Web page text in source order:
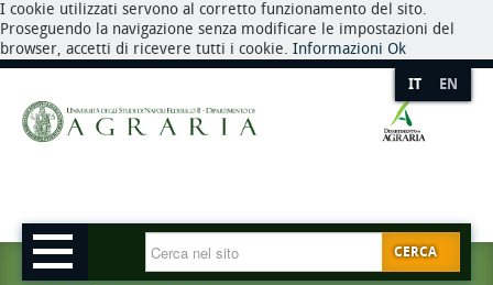
I cookie utilizzati servono al corretto funzionamento del sito.
Proseguendo la navigazione senza modificare le impostazioni del
browser, accetti di ricevere tutti i cookie. Informazioni Ok
IT EN
CERCA